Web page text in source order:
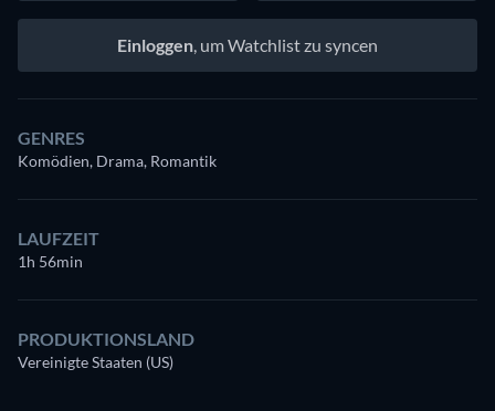
Einloggen, um Watchlist zu syncen
GENRES
Komödien, Drama, Romantik
LAUFZEIT
1h 56min
PRODUKTIONSLAND
Vereinigte Staaten (US)